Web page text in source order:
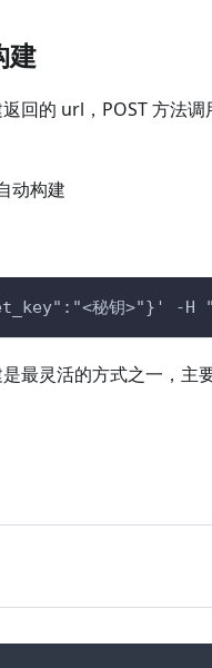
建
回的 url，POST 方法
秘钥>"}' -H
最灵活的方式之一，主